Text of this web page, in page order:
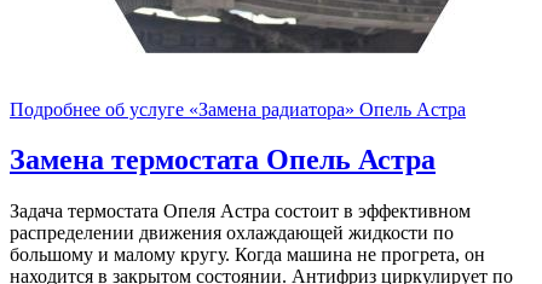
Подробнее об услуге «Замена радиатора» Опель Астра
Замена термостата Опель Астра
Задача термостата Опеля Астра состоит в эффективном
распределении движения охлаждающей жидкости по
большому и малому кругу. Когда машина не прогрета, он
находится в закрытом состоянии. Антифриз циркулирует по